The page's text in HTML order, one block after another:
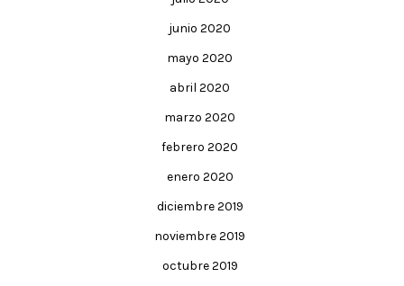
junio 2020
mayo 2020
abril 2020
marzo 2020
febrero 2020
enero 2020
diciembre 2019
noviembre 2019
octubre 2019